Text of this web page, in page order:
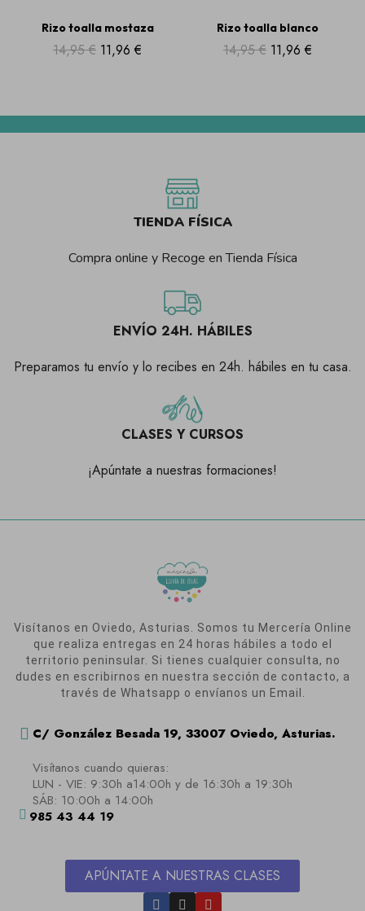
Rizo toalla mostaza
14,95 € 11,96 €
Rizo toalla blanco
14,95 € 11,96 €
TIENDA FÍSICA
Compra online y Recoge en Tienda Física
ENVÍO 24H. HÁBILES
Preparamos tu envío y lo recibes en 24h. hábiles en tu casa.
CLASES Y CURSOS
¡Apúntate a nuestras formaciones!
Visítanos en Oviedo, Asturias. Somos tu Mercería Online
que realiza entregas en 24 horas hábiles a todo el
territorio peninsular. Si tienes cualquier consulta, no
dudes en escribirnos en nuestra sección de contacto, a
través de Whatsapp o envíanos un Email.
C/ González Besada 19, 33007 Oviedo, Asturias.
Visítanos cuando quieras:
LUN - VIE: 9:30h a14:00h y de 16:30h a 19:30h
SÁB: 10:00h a 14:00h
985 43 44 19
APÚNTATE A NUESTRAS CLASES